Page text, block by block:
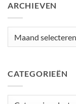
ARCHIEVEN
CATEGORIEËN